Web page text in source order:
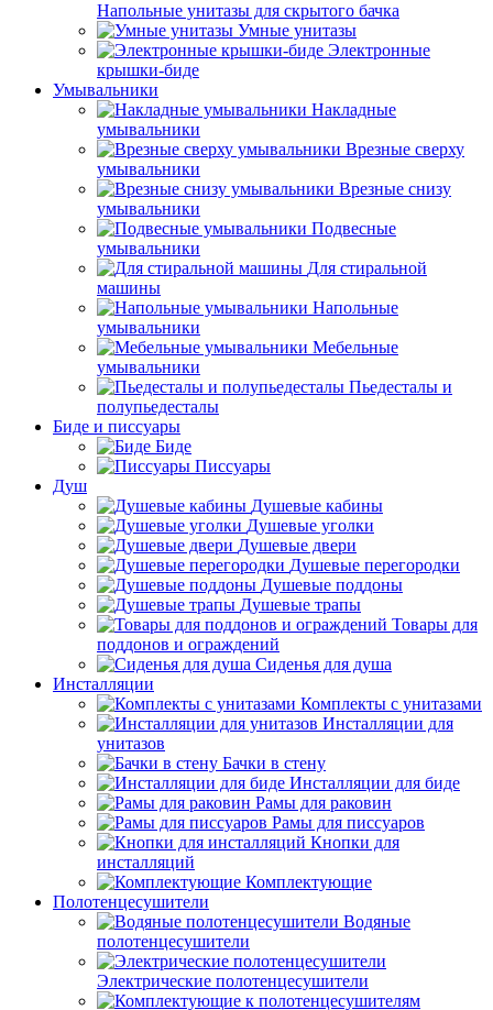
Напольные унитазы для скрытого бачка
Умные унитазы
Электронные
крышки-биде
Умывальники
Накладные
умывальники
Врезные сверху
умывальники
Врезные снизу
умывальники
Подвесные
умывальники
Для стиральной
машины
Напольные
умывальники
Мебельные
умывальники
Пьедесталы и
полупьедесталы
Биде и писсуары
Биде
Писсуары
Душ
Душевые кабины
Душевые уголки
Душевые двери
Душевые перегородки
Душевые поддоны
Душевые трапы
Товары для
поддонов и ограждений
Сиденья для душа
Инсталляции
Комплекты с унитазами
Инсталляции для
унитазов
Бачки в стену
Инсталляции для биде
Рамы для раковин
Рамы для писсуаров
Кнопки для
инсталляций
Комплектующие
Полотенцесушители
Водяные
полотенцесушители
Электрические полотенцесушители